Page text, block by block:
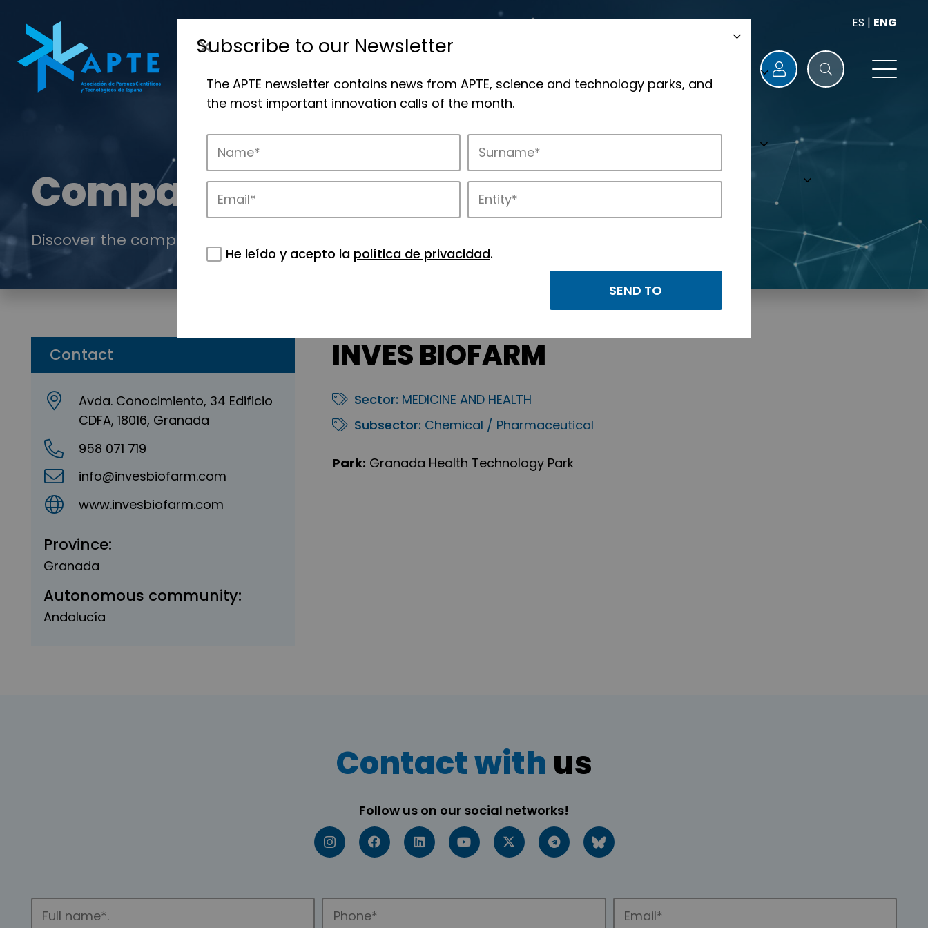
ES | ENG
Companies
Discover the companies that drive innovation in APTE’s parks.
Contact
Avda. Conocimiento, 34 Edificio
CDFA, 18016, Granada
958 071 719
info@invesbiofarm.com
www.invesbiofarm.com
Province:
Granada
Autonomous community:
Andalucía
INVES BIOFARM
Sector: MEDICINE AND HEALTH
Subsector: Chemical / Pharmaceutical
Park: Granada Health Technology Park
Contact with us
Follow us on our social networks!
Subscribe to our Newsletter
The APTE newsletter contains news from APTE, science and technology parks, and
the most important innovation calls of the month.
He leído y acepto la política de privacidad.